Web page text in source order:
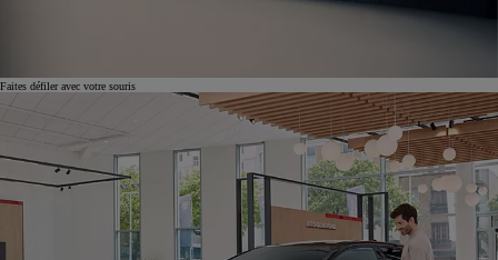
Faites défiler avec votre souris